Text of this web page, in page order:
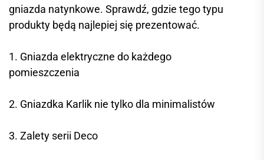
gniazda natynkowe. Sprawdź, gdzie tego typu
produkty będą najlepiej się prezentować.
1. Gniazda elektryczne do każdego
pomieszczenia
2. Gniazdka Karlik nie tylko dla minimalistów
3. Zalety serii Deco